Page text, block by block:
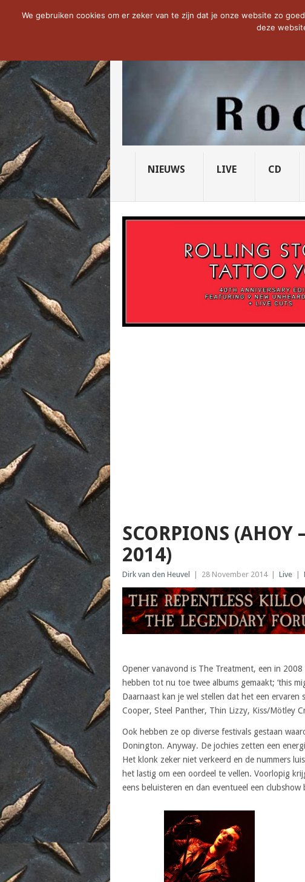
NOW TRENDING: THE VICIOUS HEAD SOCIETY...
NIEUWS LIVE CD
SCORPIONS (AHOY
2014)
Dirk van den Heuvel 28 November 2014 Live
Opener vanavond is The Treatment, een in
hebben tot nu toe twee albums gemaakt; ‘this
Daarnaast kan je wel stellen dat het een
Cooper, Steel Panther, Thin Lizzy, Kiss/Mötley
Ook hebben ze op diverse festivals gestaan
Donington. Anyway. De jochies zetten een
Het klonk zeker niet verkeerd en de nummers
het lastig om een oordeel te vellen. Voorlopig
eens beluisteren en dan eventueel een clubshow
We gebruiken cookies om er zeker van te zijn dat je onze website zo
deze